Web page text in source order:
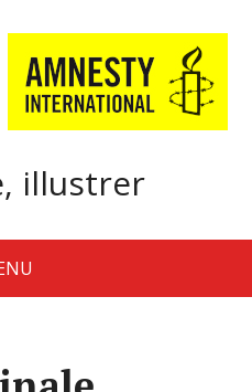
illustrer